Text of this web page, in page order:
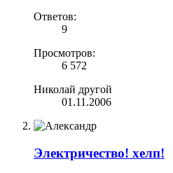
Ответов:
9
Просмотров:
6 572
Николай другой
01.11.2006
Электричество! хелп!